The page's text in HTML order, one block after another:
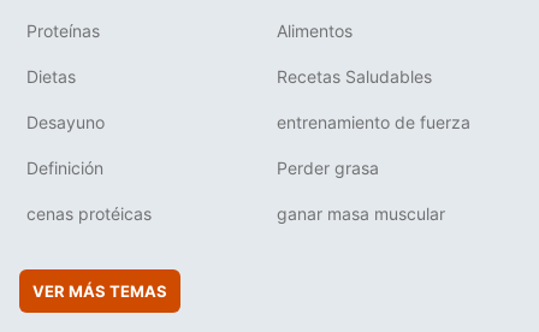
Proteínas Alimentos
Dietas Recetas Saludables
Desayuno entrenamiento de fuerza
Definición Perder grasa
cenas protéicas ganar masa muscular
VER MÁS TEMAS